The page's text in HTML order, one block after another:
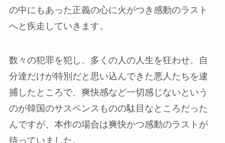
の中にもあった正義の心に火がつき感動のラスト
へと疾走していきます。
数々の犯罪を犯し、多くの人の人生を狂わせ、自
分達だけが特別だと思い込んできた悪人たちを逮
捕したところで、爽快感など一切感じないという
のが韓国のサスペンスものの駄目なところだった
んですが、本作の場合は爽快かつ感動のラストが
待っていました。